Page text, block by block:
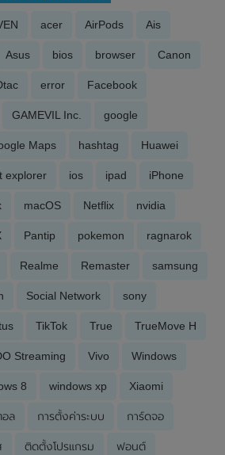
acer AirPods Ais
Asus bios browser Canon
error Facebook
GAMEVIL Inc. google
Maps hashtag Huawei
explorer ios ipad iPhone
macOS Netflix nvidia
Pantip pokemon ragnarok
Realme Remaster samsung
Social Network sony
TikTok True TrueMove H
Streaming Vivo Windows
8 windows xp Xiaomi
ล การตั้งค่าระบบ การ์ดจอ
ติดตั้งโปรแกรม ฟอนต์